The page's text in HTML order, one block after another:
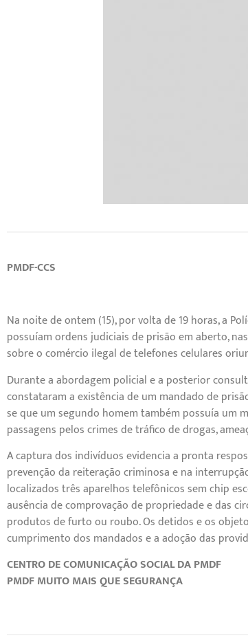
PMDF-CCS
Na noite de ontem (15), por volta de 19 horas, a
possuíam ordens judiciais de prisão em aberto,
sobre o comércio ilegal de telefones celulares
Durante a abordagem policial e a posterior
constataram a existência de um mandado de
se que um segundo homem também possuía um
passagens pelos crimes de tráfico de drogas,
A captura dos indivíduos evidencia a pronta
prevenção da reiteração criminosa e na
localizados três aparelhos telefônicos sem chip
ausência de comprovação de propriedade e das
produtos de furto ou roubo. Os detidos e os
cumprimento dos mandados e a adoção das
CENTRO DE COMUNICAÇÃO SOCIAL DA PMDF
PMDF MUITO MAIS QUE SEGURANÇA